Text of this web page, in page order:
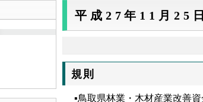
平成27年11月25
規則
▪鳥取県林業・木材産業改善